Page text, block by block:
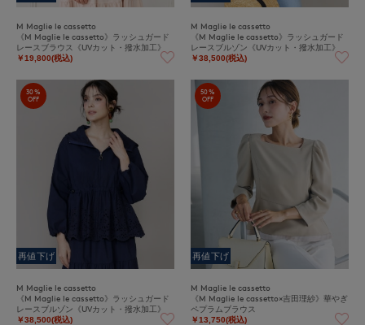
M Maglie le cassetto
《M Maglie le cassetto》ラッシュガード
レースブラウス《UVカット・撥水加工》
￥19,800(税込)
M Maglie le cassetto
《M Maglie le cassetto》ラッシュガード
レースブルゾン《UVカット・撥水加工》
￥38,500(税込)
30%
OFF
再値下げ
M Maglie le cassetto
《M Maglie le cassetto》ラッシュガード
レースブルゾン《UVカット・撥水加工》
￥38,500(税込)
50%
OFF
再値下げ
M Maglie le cassetto
《M Maglie le cassetto×吉田理紗》華やぎ
ペプラムブラウス
￥13,750(税込)